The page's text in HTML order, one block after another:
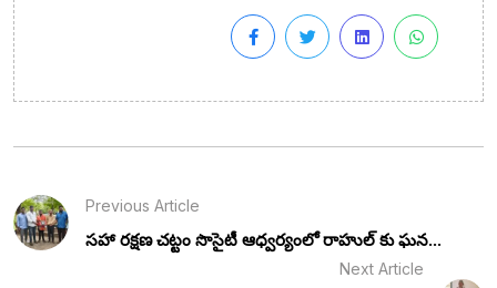
Previous Article
సహా రక్షణ చట్టం సొసైటీ ఆధ్వర్యంలో రాహుల్‌ కు ఘన...
Next Article